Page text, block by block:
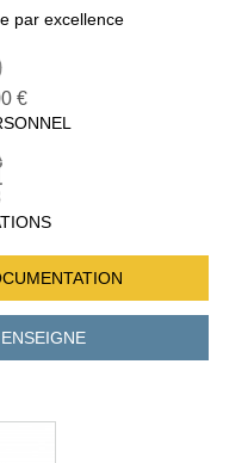
par excellence
€